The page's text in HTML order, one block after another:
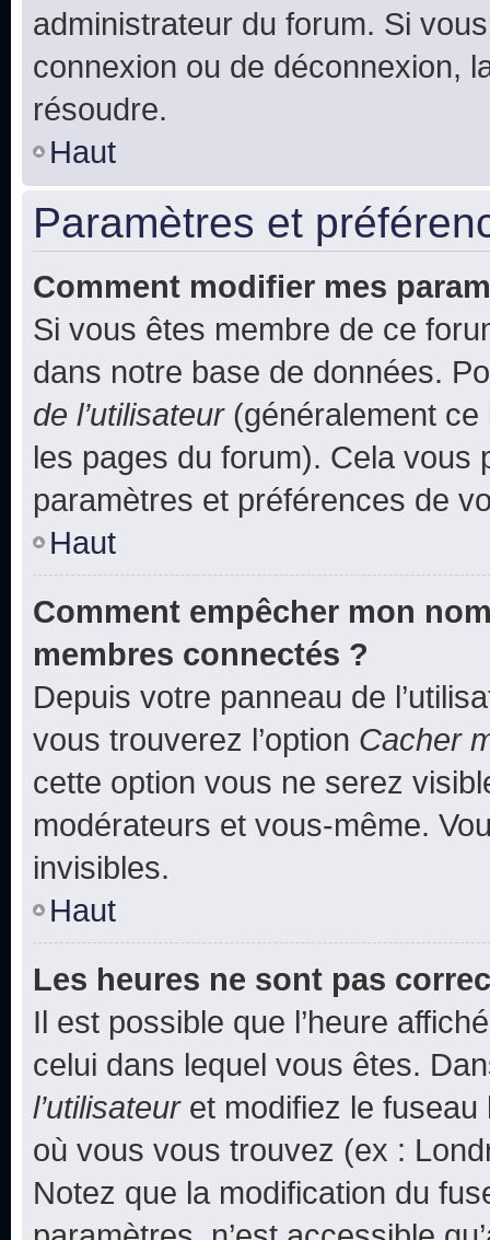
administrateur du forum. Si
connexion ou de déconnexion,
résoudre.
Haut
Paramètres et
Comment modifier mes
Si vous êtes membre de ce
dans notre base de données.
de l’utilisateur(généralement ce
les pages du forum). Cela vous
paramètres et préférences de
Haut
Comment empêcher mon
membres connectés ?
Depuis votre panneau de
vous trouverez l’option Cacher
cette option vous ne serez
modérateurs et vous-même.
invisibles.
Haut
Les heures ne sont pas
Il est possible que l’heure
celui dans lequel vous êtes.
l’utilisateuret modifiez le fuseau
où vous vous trouvez (ex :
Notez que la modification du